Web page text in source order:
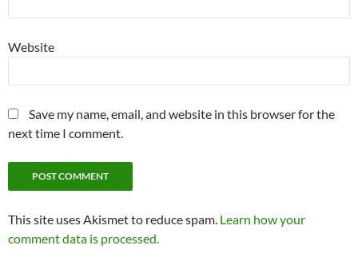
Website
Save my name, email, and website in this browser for the
next time I comment.
This site uses Akismet to reduce spam. Learn how your
comment data is processed.